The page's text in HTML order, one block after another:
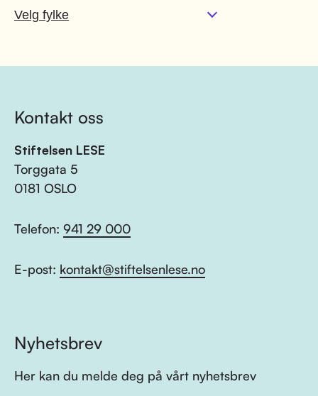
Kontakt oss
Stiftelsen LESE
Torggata 5
0181 OSLO
Telefon: 941 29 000
E-post: kontakt@stiftelsenlese.no
Nyhetsbrev
Her kan du melde deg på vårt nyhetsbrev